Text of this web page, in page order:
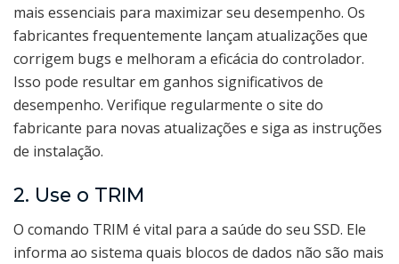
mais essenciais para maximizar seu desempenho. Os
fabricantes frequentemente lançam atualizações que
corrigem bugs e melhoram a eficácia do controlador.
Isso pode resultar em ganhos significativos de
desempenho. Verifique regularmente o site do
fabricante para novas atualizações e siga as instruções
de instalação.
2. Use o TRIM
O comando TRIM é vital para a saúde do seu SSD. Ele
informa ao sistema quais blocos de dados não são mais